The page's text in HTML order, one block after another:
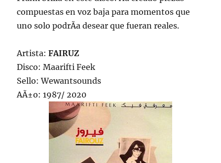
compuestas en voz baja para momentos que
uno solo podrÃ­a desear que fueran reales.
Artista:FAIRUZ
Disco: Maarifti Feek
Sello: Wewantsounds
AÃ±o: 1987/ 2020